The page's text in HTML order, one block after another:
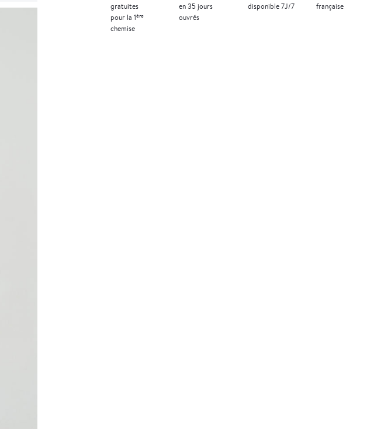
gratuites
pour la 1ère
chemise
en 35 jours
ouvrés
disponible 7J/7
française